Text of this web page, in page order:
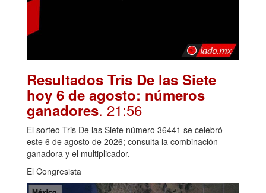
Resultados Tris De las Siete
hoy 6 de agosto: números
ganadores. 21:56
El sorteo Tris De las Siete número 36441 se celebró
este 6 de agosto de 2026; consulta la combinación
ganadora y el multiplicador.
El Congresista